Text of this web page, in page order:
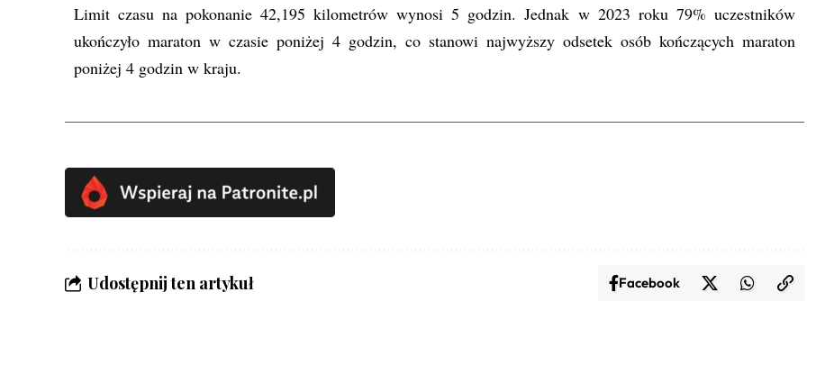
Limit czasu na pokonanie 42,195 kilometrów wynosi 5 godzin. Jednak w 2023 roku 79% uczestników
ukończyło maraton w czasie poniżej 4 godzin, co stanowi najwyższy odsetek osób kończących maraton
poniżej 4 godzin w kraju.
Udostępnij ten artykuł Facebook